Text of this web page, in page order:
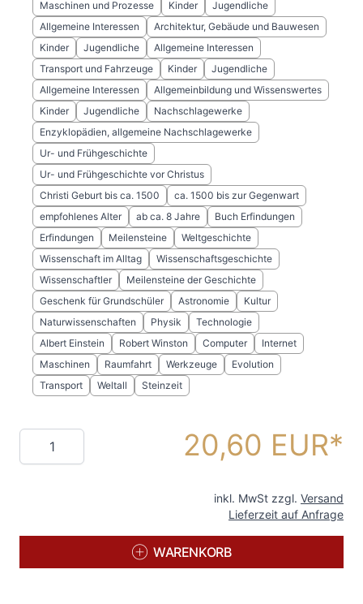
Maschinen und Prozesse Kinder
Jugendliche
Allgemeine Interessen
Architektur, Gebäude und Bauwesen
Kinder
Jugendliche
Allgemeine Interessen
Transport und Fahrzeuge
Kinder
Jugendliche
Allgemeine Interessen
Allgemeinbildung und Wissenswertes
Kinder
Jugendliche
Nachschlagewerke
Enzyklopädien, allgemeine Nachschlagewerke
Ur- und Frühgeschichte
Ur- und Frühgeschichte vor Christus
Christi Geburt bis ca. 1500
ca. 1500 bis zur Gegenwart
empfohlenes Alter
ab ca. 8 Jahre
Buch Erfindungen
Erfindungen
Meilensteine
Weltgeschichte
Wissenschaft im Alltag
Wissenschaftsgeschichte
Wissenschaftler
Meilensteine der Geschichte
Geschenk für Grundschüler
Astronomie
Kultur
Naturwissenschaften
Physik
Technologie
Albert Einstein
Robert Winston Computer
Internet
Maschinen
Raumfahrt Werkzeuge
Evolution
Transport
Weltall Steinzeit
Menge 20,60 EUR
inkl. MwSt zzgl. Versand
Lieferzeit auf Anfrage
WARENKORB